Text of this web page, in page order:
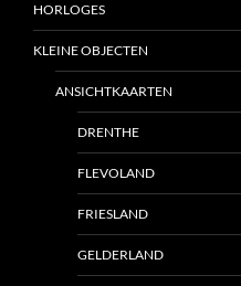
HORLOGES
KLEINE OBJECTEN
ANSICHTKAARTEN
DRENTHE
FLEVOLAND
FRIESLAND
GELDERLAND